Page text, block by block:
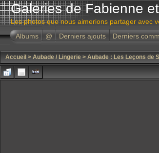
Galeries de Fabienne
Les photos que nous aimerions partager avec
Albums
@ Derniers ajouts Derniers
Accueil > Aubade / Lingerie > Aubade : Les Leçons de